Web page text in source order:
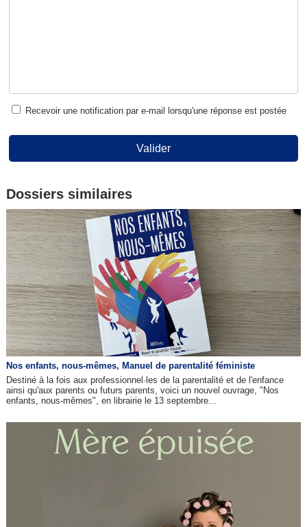
Recevoir une notification par e-mail lorsqu'une réponse est postée
Valider
Dossiers similaires
Nos enfants, nous-mêmes, Manuel de parentalité féministe
Destiné à la fois aux professionnel·les de la parentalité et de l'enfance
ainsi qu'aux parents ou futurs parents, voici un nouvel ouvrage, "Nos
enfants, nous-mêmes", en librairie le 13 septembre...